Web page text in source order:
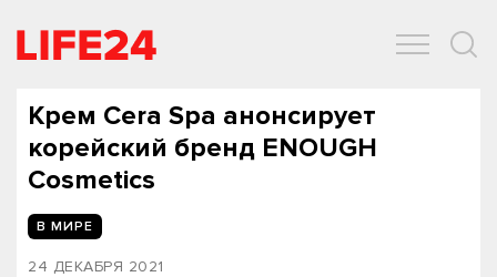
Крем Cera Spa анонсирует
корейский бренд ENOUGH
Cosmetics
В МИРЕ
24 ДЕКАБРЯ 2021